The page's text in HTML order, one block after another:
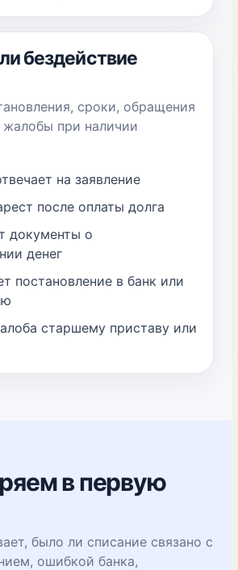
бездействие
сроки, обращения
при наличии
на заявление
после оплаты долга
документы о
денег
постановление в банк или
старшему приставу или
в первую
было ли списание связано с
ошибкой банка,